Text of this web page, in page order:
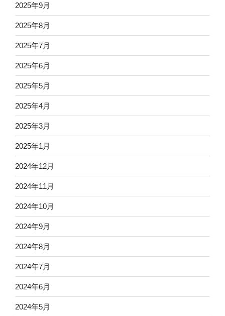
2025年9月
2025年8月
2025年7月
2025年6月
2025年5月
2025年4月
2025年3月
2025年1月
2024年12月
2024年11月
2024年10月
2024年9月
2024年8月
2024年7月
2024年6月
2024年5月